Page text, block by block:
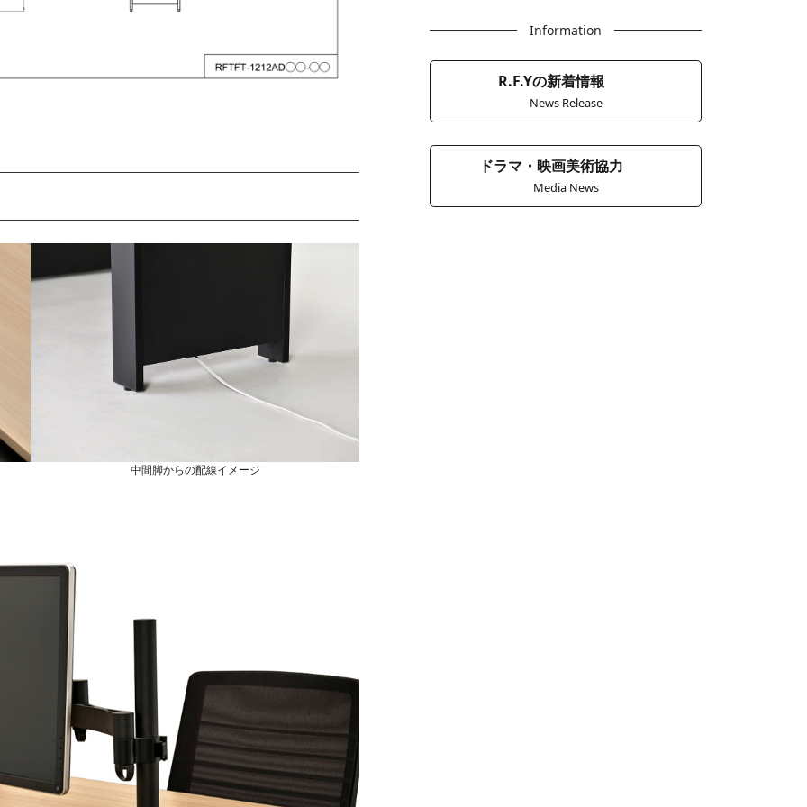
中間脚からの配線イメージ
Information
R.F.Yの新着情報
News Release
ドラマ・映画美術協力
Media News